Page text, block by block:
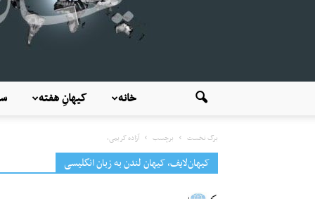
کیهانِ هفته خانه
برگ نخست برچسب آزاده کریمی،
کیهان‌لایف، کیهان لندن به زبان انگلیسی